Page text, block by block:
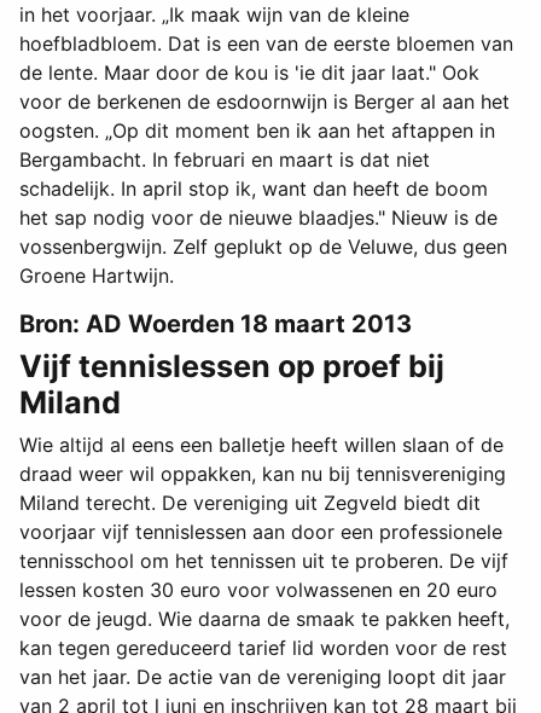
in het voorjaar. „Ik maak wijn van de kleine
hoefbladbloem. Dat is een van de eerste bloemen van
de lente. Maar door de kou is 'ie dit jaar laat." Ook
voor de berkenen de esdoornwijn is Berger al aan het
oogsten. „Op dit moment ben ik aan het aftappen in
Bergambacht. In februari en maart is dat niet
schadelijk. In april stop ik, want dan heeft de boom
het sap nodig voor de nieuwe blaadjes." Nieuw is de
vossenbergwijn. Zelf geplukt op de Veluwe, dus geen
Groene Hartwijn.
Bron: AD Woerden 18 maart 2013
Vijf tennislessen op proef bij
Miland
Wie altijd al eens een balletje heeft willen slaan of de
draad weer wil oppakken, kan nu bij tennisvereniging
Miland terecht. De vereniging uit Zegveld biedt dit
voorjaar vijf tennislessen aan door een professionele
tennisschool om het tennissen uit te proberen. De vijf
lessen kosten 30 euro voor volwassenen en 20 euro
voor de jeugd. Wie daarna de smaak te pakken heeft,
kan tegen gereduceerd tarief lid worden voor de rest
van het jaar. De actie van de vereniging loopt dit jaar
van 2 april tot l juni en inschrijven kan tot 28 maart bij